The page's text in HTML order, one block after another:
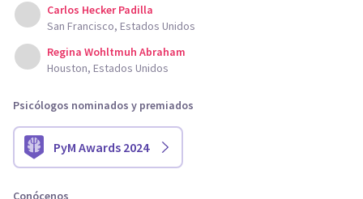
Carlos Hecker Padilla
San Francisco, Estados Unidos
Regina Wohltmuh Abraham
Houston, Estados Unidos
Psicólogos nominados y premiados
PyM Awards 2024
Conócenos